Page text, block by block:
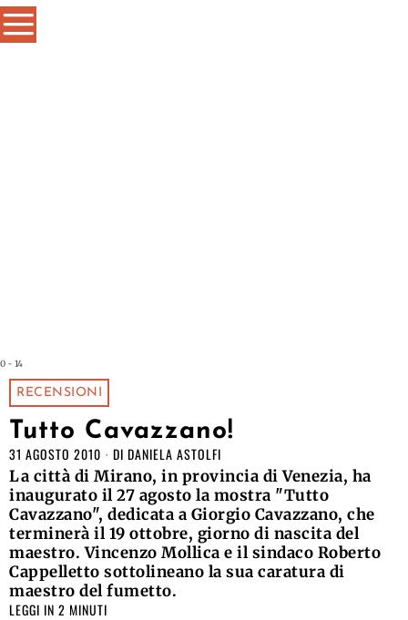
0 - 14
RECENSIONI
Tutto Cavazzano!
31 AGOSTO 2010 DI DANIELA ASTOLFI
La città di Mirano, in provincia di Venezia, ha
inaugurato il 27 agosto la mostra "Tutto
Cavazzano", dedicata a Giorgio Cavazzano, che
terminerà il 19 ottobre, giorno di nascita del
maestro. Vincenzo Mollica e il sindaco Roberto
Cappelletto sottolineano la sua caratura di
maestro del fumetto.
LEGGI IN 2 MINUTI